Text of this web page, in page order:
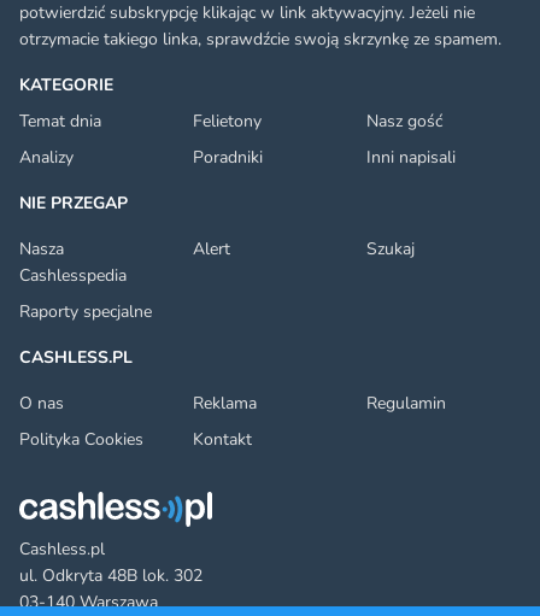
Cashless.pl
ul. Odkryta 48B lok. 302
03-140 Warszawa
KATEGORIE
Temat dnia
Felietony
Nasz gość
Analizy
Poradniki
Inni napisali
NIE PRZEGAP
Nasza
Cashlesspedia
Alert Szukaj
Raporty specjalne
CASHLESS.PL
O nas
Reklama
Regulamin
Polityka Cookies
Kontakt
potwierdzić subskrypcję klikając w link aktywacyjny. Jeżeli nie
otrzymacie takiego linka, sprawdźcie swoją skrzynkę ze spamem.